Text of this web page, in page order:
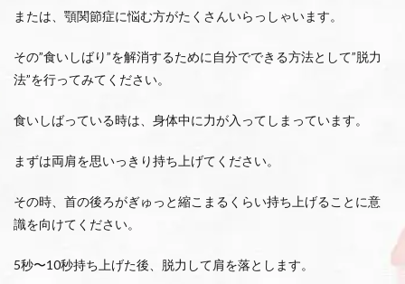
または、顎関節症に悩む方がたくさんいらっしゃいます。
その”食いしばり”を解消するために自分でできる方法として”脱力
法”を行ってみてください。
食いしばっている時は、身体中に力が入ってしまっています。
まずは両肩を思いっきり持ち上げてください。
その時、首の後ろがぎゅっと縮こまるくらい持ち上げることに意
識を向けてください。
5秒〜10秒持ち上げた後、脱力して肩を落とします。